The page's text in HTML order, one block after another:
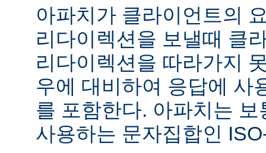
아파치가 클라이언트의
리다이렉션을 보낼때 클
리다이렉션을 따라가지
우에 대비하여 응답에 사
를 포함한다. 아파치는
사용하는 문자집합인